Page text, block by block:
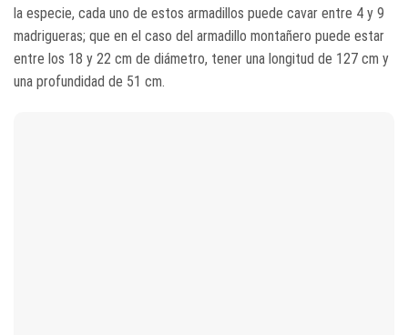
la especie, cada uno de estos armadillos puede cavar entre 4 y 9
madrigueras; que en el caso del armadillo montañero puede estar
entre los 18 y 22 cm de diámetro, tener una longitud de 127 cm y
una profundidad de 51 cm.